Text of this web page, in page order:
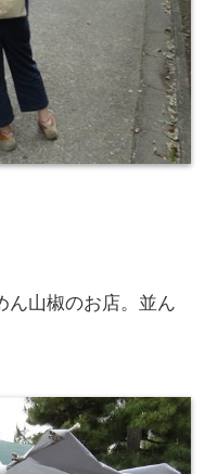
ん山椒のお店。並ん